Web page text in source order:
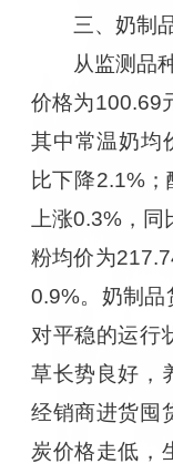
三、奶制
从监测品
价格为100.69
其中常温奶均
比下降2.1%
上涨0.3%，
粉均价为
0.9%。奶制品
对平稳的运行
草长势良好，
经销商进货囤
炭价格走低，